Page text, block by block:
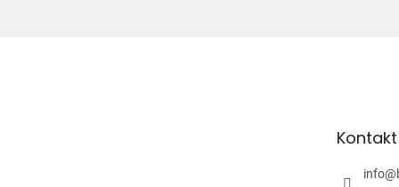
Kontakt
info@